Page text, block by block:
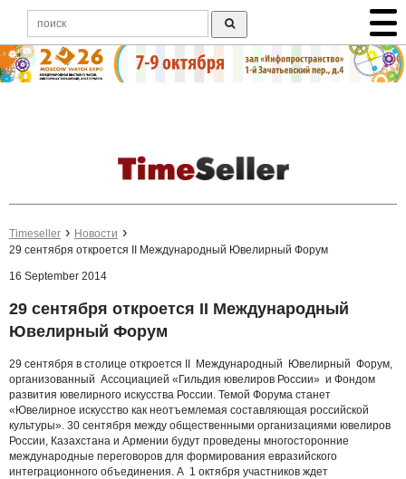
Timeseller
Новости
29 сентября откроется II Международный Ювелирный Форум
16 September 2014
29 сентября откроется II Международный
Ювелирный Форум
29 сентября в столице откроется II Международный Ювелирный Форум,
организованный Ассоциацией «Гильдия ювелиров России» и Фондом
развития ювелирного искусства России. Темой Форума станет
«Ювелирное искусство как неотъемлемая составляющая российской
культуры». 30 сентября между общественными организациями ювелиров
России, Казахстана и Армении будут проведены многосторонние
международные переговоров для формирования евразийского
интеграционного объединения. А 1 октября участников ждет